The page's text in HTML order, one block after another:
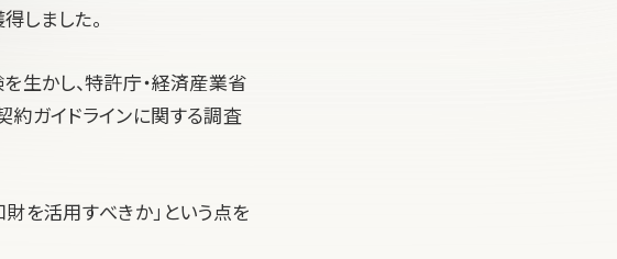
しました。
生かし、特許庁・経済産業省
約ガイドラインに関する調査
を活用すべきか」という点を